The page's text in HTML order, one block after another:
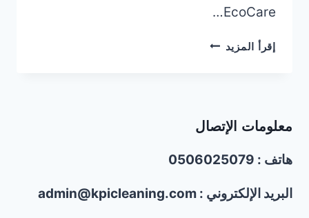
EcoCare…
إقرأ المزيد شركة
|0506025079
بالبخار
البقع
معلومات الإتصال
هاتف : 0506025079
البريد الإلكتروني : admin@kpicleaning.com